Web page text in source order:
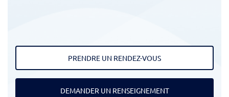
PRENDRE UN RENDEZ-VOUS
DEMANDER UN RENSEIGNEMENT